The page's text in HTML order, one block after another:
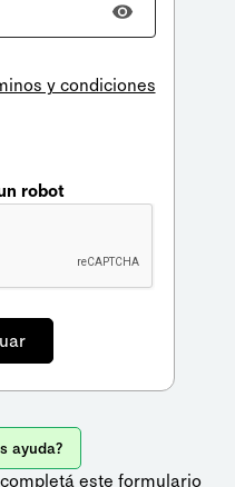
y condiciones
robot
ayuda?
completá este formulario